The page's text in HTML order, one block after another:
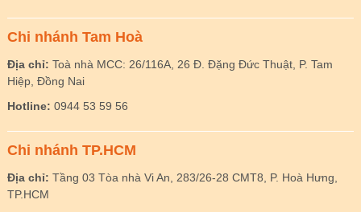
Chi nhánh Tam Hoà
Địa chỉ: Toà nhà MCC: 26/116A, 26 Đ. Đặng Đức Thuật, P. Tam
Hiệp, Đồng Nai
Hotline: 0944 53 59 56
Chi nhánh TP.HCM
Địa chỉ: Tầng 03 Tòa nhà Vi An, 283/26-28 CMT8, P. Hoà Hưng,
TP.HCM